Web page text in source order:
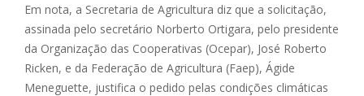
Em nota, a Secretaria de Agricultura diz que a solicitação,
assinada pelo secretário Norberto Ortigara, pelo presidente
da Organização das Cooperativas (Ocepar), José Roberto
Ricken, e da Federação de Agricultura (Faep), Ágide
Meneguette, justifica o pedido pelas condições climáticas